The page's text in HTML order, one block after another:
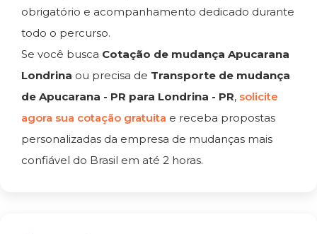
obrigatório e acompanhamento dedicado durante
todo o percurso.
Se você busca Cotação de mudança Apucarana
Londrina ou precisa de Transporte de mudança
de Apucarana - PR para Londrina - PR, solicite
agora sua cotação gratuita e receba propostas
personalizadas da empresa de mudanças mais
confiável do Brasil em até 2 horas.